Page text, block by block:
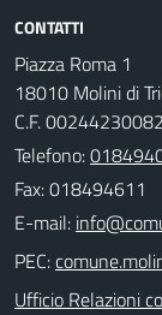
CONTATTI
Piazza Roma 1
18010 Molini di
C.F. 00244230082
Telefono:
Fax: 018494611
E-mail:
PEC:
Ufficio Relazioni